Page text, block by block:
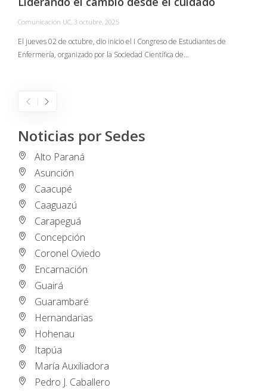
Comunicación UC, 3 octubre, 2025
El jueves 02 de octubre, dio inicio el I Congreso de Estudiantes de
Enfermería, organizado por la Sociedad Científica de…
Noticias por Sedes
Alto Paraná
Asunción
Caacupé
Caaguazú
Carapeguá
Concepción
Coronel Oviedo
Encarnación
Guairá
Guarambaré
Hernandarias
Hohenau
Itapúa
María Auxiliadora
Pedro J. Caballero